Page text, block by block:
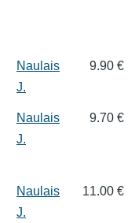
Naulais
J.
9.90 €
Naulais
J.
9.70 €
Naulais
J.
11.00 €